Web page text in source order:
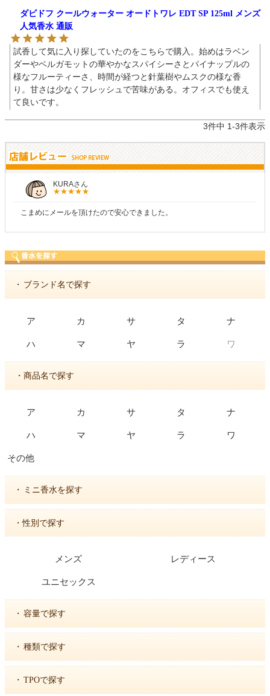
ダビドフ クールウォーター オードトワレ EDT SP 125ml メンズ
人気香水 通販
試香して気に入り探していたのをこちらで購入。始めはラベン
ダーやベルガモットの華やかなスパイシーさとパイナップルの
様なフルーティーさ、時間が経つと針葉樹やムスクの様な香
り。甘さは少なくフレッシュで苦味がある。オフィスでも使え
て良いです。
3件中 1-3件表示
KURAさん
こまめにメールを頂けたので安心できました。
・ ブランド名で探す
ア カ サ タ ナ
ハ マ ヤ ラ ワ
・商品名で探す
ア カ サ タ ナ
ハ マ ヤ ラ ワ
その他
・ ミニ香水を探す
・性別で探す
メンズ レディース
ユニセックス
・ 容量で探す
・ 種類で探す
・ TPOで探す